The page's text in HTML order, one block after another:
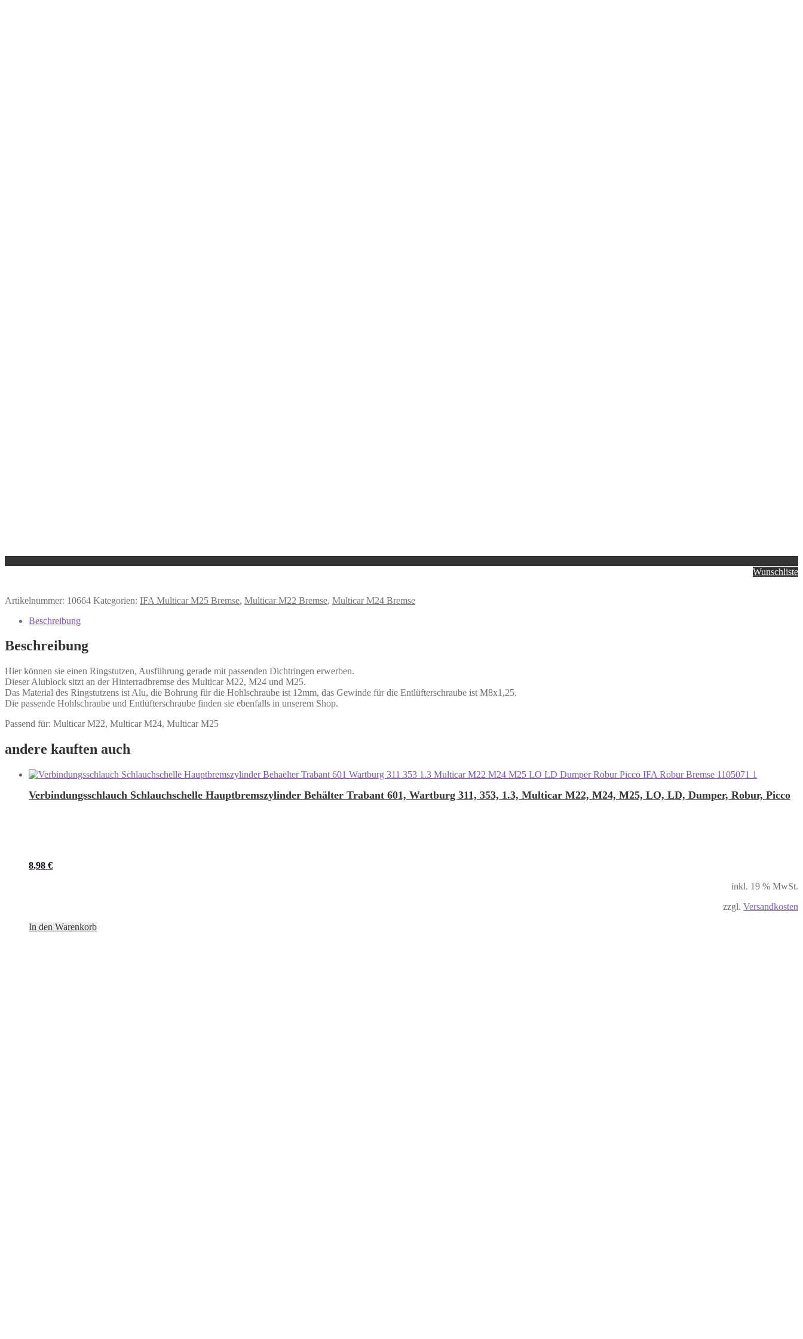
Wunschliste
Artikelnummer: 10664 Kategorien: IFA Multicar M25 Bremse, Multicar M22 Bremse, Multicar M24 Bremse
Beschreibung
Beschreibung
Hier können sie einen Ringstutzen, Ausführung gerade mit passenden Dichtringen erwerben.
Dieser Alublock sitzt an der Hinterradbremse des Multicar M22, M24 und M25.
Das Material des Ringstutzens ist Alu, die Bohrung für die Hohlschraube ist 12mm, das Gewinde für die Entlüfterschraube ist M8x1,25.
Die passende Hohlschraube und Entlüfterschraube finden sie ebenfalls in unserem Shop.
Passend für: Multicar M22, Multicar M24, Multicar M25
andere kauften auch
Verbindungsschlauch Schlauchschelle Hauptbremszylinder Behälter Trabant 601, Wartburg 311, 353, 1.3, Multicar M22, M24, M25, LO, LD, Dumper, Robur, Picco
8,98 €
inkl. 19 % MwSt.
zzgl. Versandkosten
In den Warenkorb